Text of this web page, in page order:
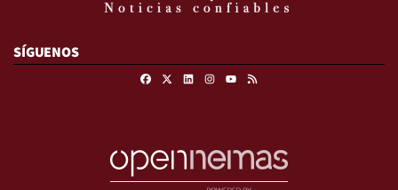
SÍGUENOS
FacebookLinkedinInstagram